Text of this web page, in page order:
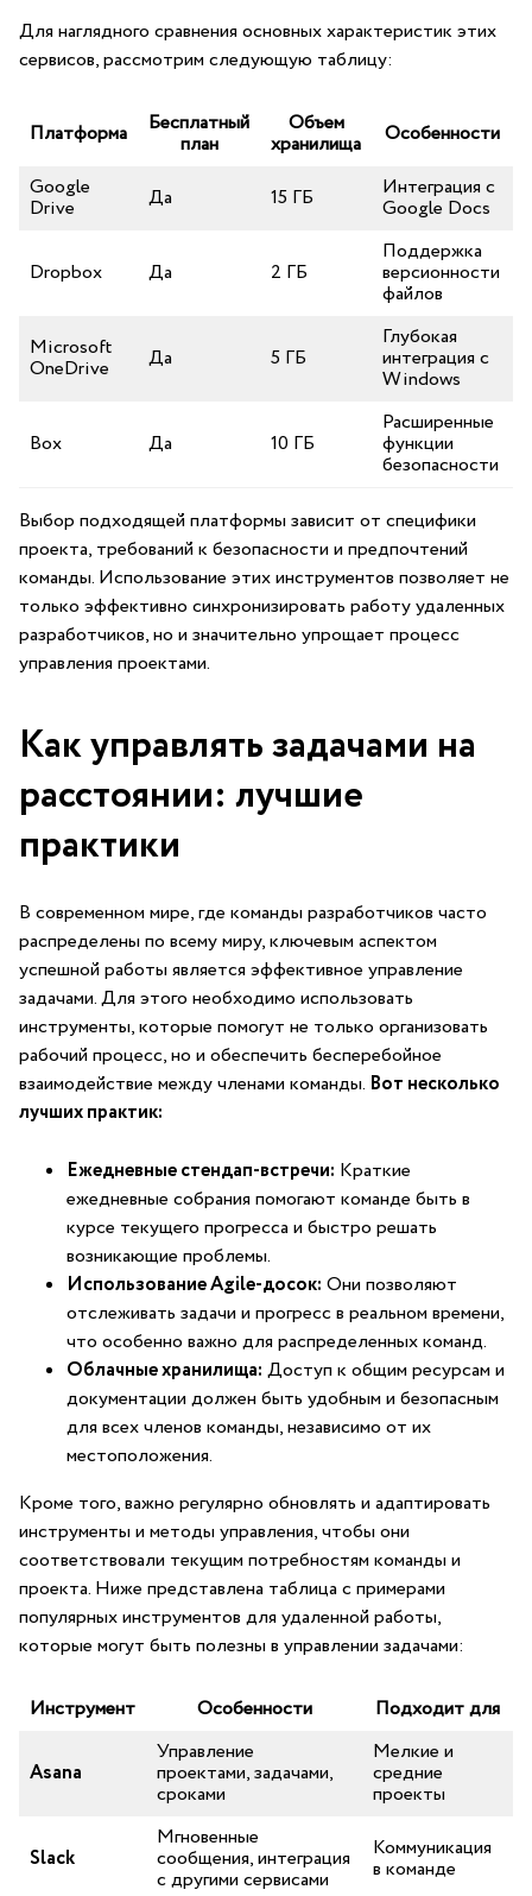
Для наглядного сравнения основных характеристик этих
сервисов,​ рассмотрим​ следующую таблицу:
Платформа Бесплатный⁤
план
Объем
хранилища
Особенности
Google
‍Drive Да 15 ГБ Интеграция с
Google Docs
Dropbox Да 2 ⁤ГБ
Поддержка
версионности
файлов
Microsoft
OneDrive Да 5 ГБ
Глубокая
интеграция с
Windows
Box Да 10⁣ ГБ
Расширенные
функции
⁣безопасности
Выбор подходящей платформы зависит от специфики
проекта, требований к безопасности и ‌предпочтений
команды. Использование этих ‌инструментов позволяет ‌не
только эффективно синхронизировать работу удаленных
разработчиков, но и значительно упрощает процесс
управления проектами.
Как управлять задачами на
расстоянии: лучшие
практики
В современном мире, где команды разработчиков часто
распределены по всему миру, ключевым аспектом
успешной работы является эффективное управление
задачами. Для этого необходимо использовать
инструменты, которые помогут не только организовать
рабочий процесс,⁢ но и обеспечить бесперебойное
взаимодействие между членами⁤ команды. Вот несколько
‌лучших ⁢практик:
Ежедневные стендап-встречи: Краткие
ежедневные собрания помогают команде быть в
курсе текущего прогресса и⁤ быстро решать
возникающие проблемы.
Использование Agile-досок: Они позволяют
отслеживать задачи и прогресс в реальном времени,
⁤что особенно важно для распределенных команд.
Облачные хранилища: Доступ к общим ресурсам и
‍документации должен быть‌ удобным и безопасным
для всех⁢ членов команды, независимо от их
местоположения.
Кроме того, важно регулярно обновлять и адаптировать
инструменты и методы управления, чтобы они
соответствовали текущим потребностям ‌команды и
проекта. Ниже представлена таблица ⁢с примерами
популярных инструментов для​ удаленной работы,
которые могут быть полезны в управлении задачами:
Инструмент Особенности Подходит для
Asana
Управление
проектами, задачами,
сроками
Мелкие и
средние
проекты
Slack
Мгновенные
сообщения, интеграция
с другими сервисами
Коммуникация
в команде